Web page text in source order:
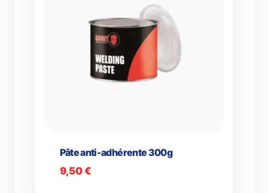
Pâte anti-adhérente 300g
9,50€